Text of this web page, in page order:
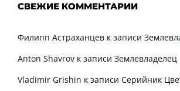
СВЕЖИЕ КОММЕНТАРИИ
Филипп Астраханцев к записи
Anton Shavrov к записи Землевладелец
Vladimir Grishin к записи Серийник